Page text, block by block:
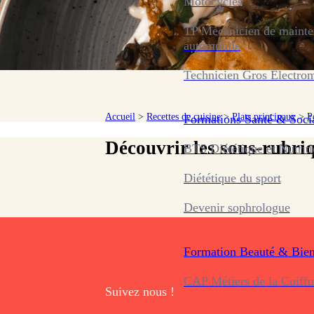
TP Mécanicien de
automobile
Technicien Gros
Formations Santé &
BTS Diététique et
Diététique du sport
Devenir sophrologue
Formation Beauté &
CAP Métiers de la
Accueil > Recettes de cuisine > Plats principaux >
Découvrir les sous-
Pokes bowl au saumon
Suivez nous !